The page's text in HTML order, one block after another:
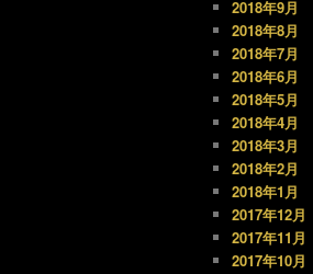
2018年9月
2018年8月
2018年7月
2018年6月
2018年5月
2018年4月
2018年3月
2018年2月
2018年1月
2017年12月
2017年11月
2017年10月